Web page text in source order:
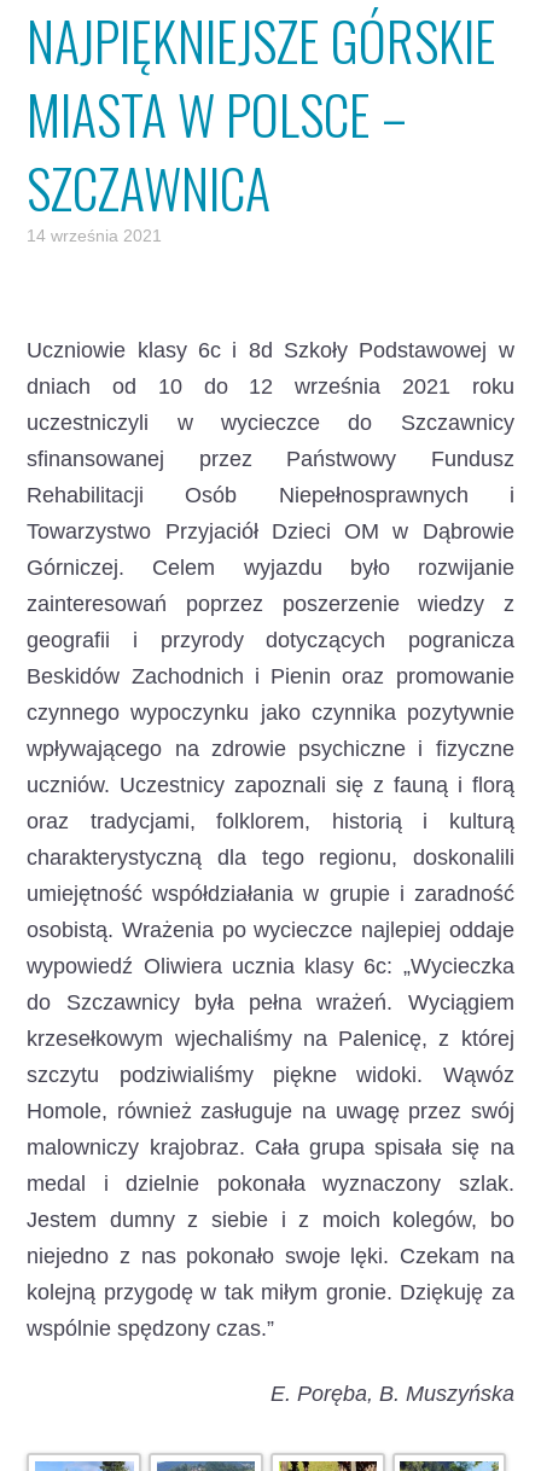
NAJPIĘKNIEJSZE GÓRSKIE
MIASTA W POLSCE –
SZCZAWNICA
14 września 2021
Uczniowie klasy 6c i 8d Szkoły Podstawowej w
dniach od 10 do 12 września 2021 roku
uczestniczyli w wycieczce do Szczawnicy
sfinansowanej przez Państwowy Fundusz
Rehabilitacji Osób Niepełnosprawnych i
Towarzystwo Przyjaciół Dzieci OM w Dąbrowie
Górniczej. Celem wyjazdu było rozwijanie
zainteresowań poprzez poszerzenie wiedzy z
geografii i przyrody dotyczących pogranicza
Beskidów Zachodnich i Pienin oraz promowanie
czynnego wypoczynku jako czynnika pozytywnie
wpływającego na zdrowie psychiczne i fizyczne
uczniów. Uczestnicy zapoznali się z fauną i florą
oraz tradycjami, folklorem, historią i kulturą
charakterystyczną dla tego regionu, doskonalili
umiejętność współdziałania w grupie i zaradność
osobistą. Wrażenia po wycieczce najlepiej oddaje
wypowiedź Oliwiera ucznia klasy 6c: „Wycieczka
do Szczawnicy była pełna wrażeń. Wyciągiem
krzesełkowym wjechaliśmy na Palenicę, z której
szczytu podziwialiśmy piękne widoki. Wąwóz
Homole, również zasługuje na uwagę przez swój
malowniczy krajobraz. Cała grupa spisała się na
medal i dzielnie pokonała wyznaczony szlak.
Jestem dumny z siebie i z moich kolegów, bo
niejedno z nas pokonało swoje lęki. Czekam na
kolejną przygodę w tak miłym gronie. Dziękuję za
wspólnie spędzony czas.”
E. Poręba, B. Muszyńska